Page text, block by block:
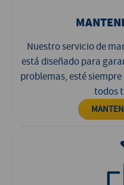
Nuestro servicio de
está diseñado para
problemas, esté
todos